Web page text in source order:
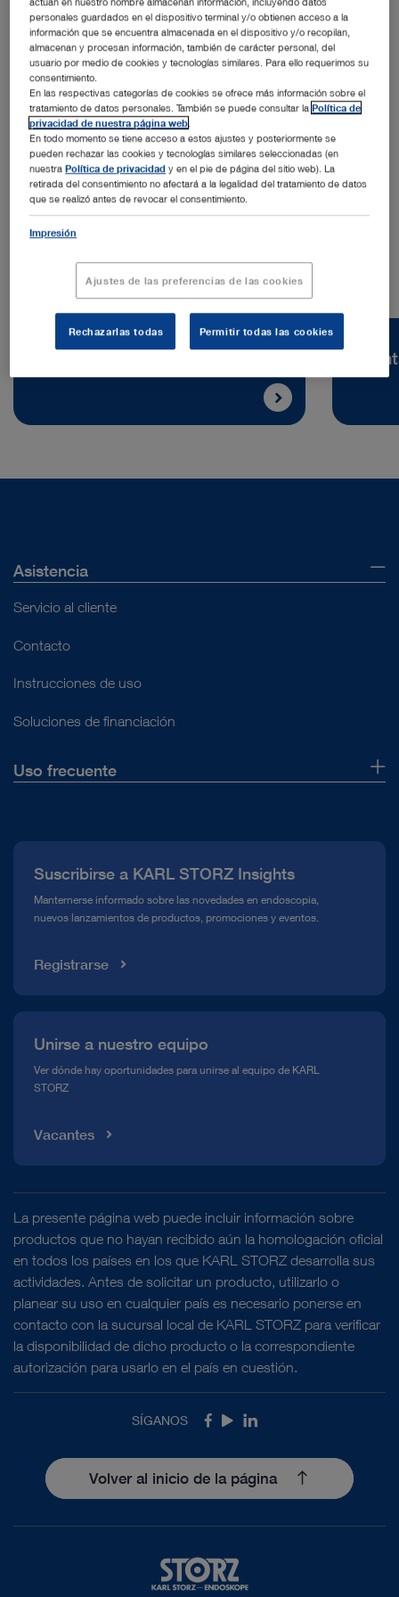
Dirección:
KARL STORZ Endoscopie France SAS
12 Rue Guynemer
78280 Guyancourt | Francia
Tel.: +33 1 30 48 42 00
Asistencia
Servicio al cliente
Contacto
Instrucciones de uso
Soluciones de financiación
Uso frecuente
Línea de atención para el Cumplimiento normativo (Hotline)
Mediateca
Suscribirse a KARL STORZ Insights
Manternerse informado sobre las novedades en endoscopia,
nuevos lanzamientos de productos, promociones y eventos.
Registrarse
Unirse a nuestro equipo
Ver dónde hay oportunidades para unirse al equipo de KARL
STORZ
Vacantes
La presente página web puede incluir información sobre
productos que no hayan recibido aún la homologación oficial
en todos los países en los que KARL STORZ desarrolla sus
actividades. Antes de solicitar un producto, utilizarlo o
planear su uso en cualquier país es necesario ponerse en
contacto con la sucursal local de KARL STORZ para verificar
la disponibilidad de dicho producto o la correspondiente
autorización para usarlo en el país en cuestión.
SÍGANOS Facebook
YoutubeLinkedIn
Volver al inicio de la página
personales guardados en el dispositivo terminal y/o obtienen acceso a la
información que se encuentra almacenada en el dispositivo y/o recopilan,
almacenan y procesan información, también de carácter personal, del
usuario por medio de cookies y tecnologías similares. Para ello requerimos su
consentimiento.
En las respectivas categorías de cookies se ofrece más información sobre el
tratamiento de datos personales. También se puede consultar laPolítica de
privacidad de nuestra página web
En todo momento se tiene acceso a estos ajustes y posteriormente se
pueden rechazar las cookies y tecnologías similares seleccionadas (en
nuestraPolítica de privacidad y en el pie de página del sitio web). La
retirada del consentimiento no afectará a la legalidad del tratamiento de datos
que se realizó antes de revocar el consentimiento.
Impresión
Ajustes de las preferencias de las cookies
Rechazarlas todas Permitir todas las cookies